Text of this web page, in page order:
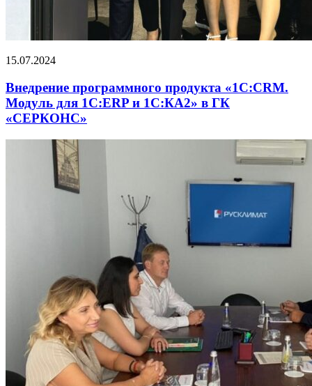
15.07.2024
Внедрение программного продукта «1С:CRM.
Модуль для 1С:ERP и 1С:КА2» в ГК
«СЕРКОНС»